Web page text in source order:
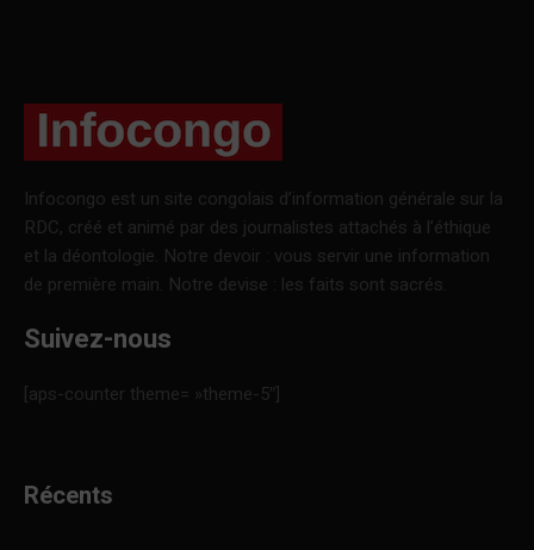
Infocongo est un site congolais d’information générale sur la
RDC, créé et animé par des journalistes attachés à l’éthique
et la déontologie. Notre devoir : vous servir une information
de première main. Notre devise : les faits sont sacrés.
Suivez-nous
[aps-counter theme= »theme-5″]
Récents